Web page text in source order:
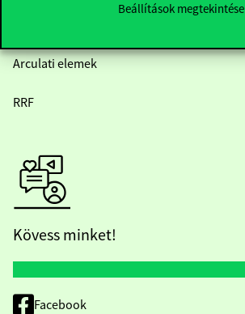
Beállítások megtekintése
Arculati elemek
RRF
Kövess minket!
Facebook